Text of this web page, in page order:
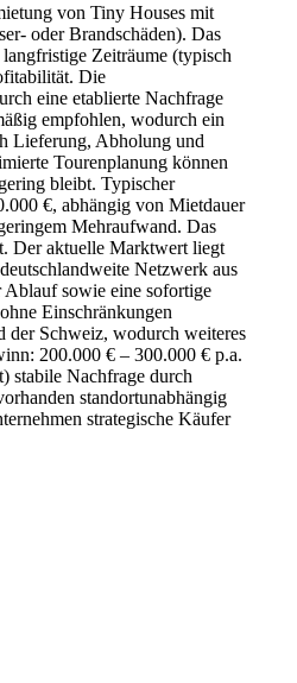
von Tiny Houses mit
oder Brandschäden). Das
Zeiträume (typisch
Die
eine etablierte Nachfrage
empfohlen, wodurch ein
Lieferung, Abholung und
Tourenplanung können
bleibt. Typischer
€, abhängig von Mietdauer
Mehraufwand. Das
Der aktuelle Marktwert liegt
Netzwerk aus
Ablauf sowie eine sofortige
Einschränkungen
der Schweiz, wodurch weiteres
200.000 € – 300.000 € p.a.
stabile Nachfrage durch
standortunabhängig
strategische Käufer